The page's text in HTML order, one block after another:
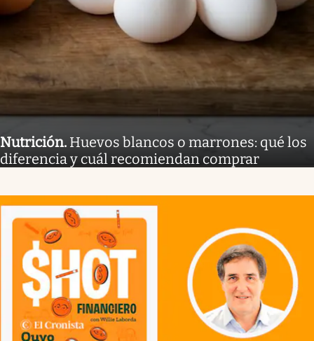
Nutrición. Huevos blancos o marrones: qué los
diferencia y cuál recomiendan comprar